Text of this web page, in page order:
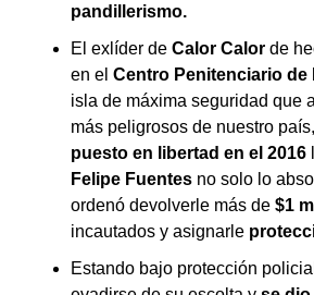
pandillerismo.
El exlíder de Calor Calor de
en el Centro Penitenciario de
isla de máxima seguridad que
más peligrosos de nuestro
puesto en libertad en el 2016
Felipe Fuentes no solo lo
ordenó devolverle más de $1
incautados y asignarle
Estando bajo protección